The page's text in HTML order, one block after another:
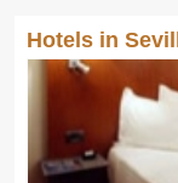
Hotels in